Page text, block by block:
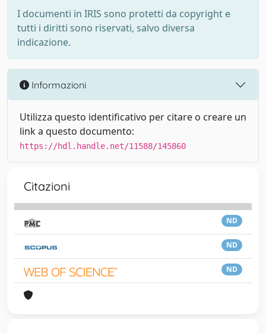
I documenti in IRIS sono protetti da copyright e
tutti i diritti sono riservati, salvo diversa
indicazione.
Informazioni
Utilizza questo identificativo per citare o creare un
link a questo documento:
https://hdl.handle.net/11588/145860
Citazioni
ND
ND
ND